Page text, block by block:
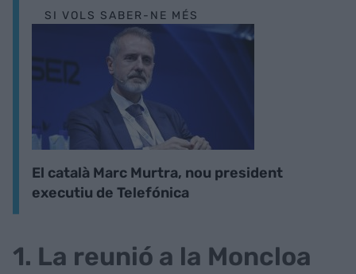
SI VOLS SABER-NE MÉS
El català Marc Murtra, nou president
executiu de Telefónica
1. La reunió a la Moncloa